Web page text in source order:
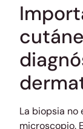
La biopsia no
microscopio.